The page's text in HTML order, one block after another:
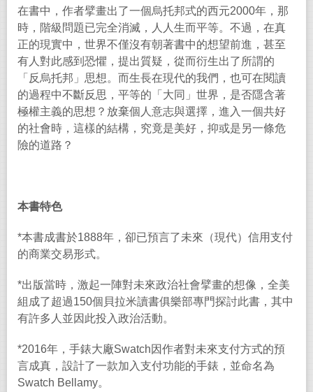
在書中，作者擘畫出了一個烏托邦式的西元2000年，那
時，階級問題已完全消滅，人人生而平等。不過，在真
正的現實中，世界不僅沒有朝著書中的想望前進，甚至
有人對此感到恐懼，提出質疑，從而衍生出了所謂的
「反烏托邦」思想。而生長在現代的我們，也可在閱讀
的過程中不斷反思，平等的「大同」世界，是否隱含著
極權主義的思想？放棄個人意志與選擇，進入一個共好
的社會時，這樣的結構，究竟是美好，抑或是另一條危
險的道路？
本書特色
*本書成書於1888年，卻已預言了未來（現代）信用支付
的商業交易形式。
*出版當時，激起一陣對未來政治社會擘畫的想像，全美
組成了超過150個貝拉米讀書俱樂部專門探討此書，其中
有許多人並因此投入政治活動。
*2016年，手錶大廠Swatch因作者對未來支付方式的預
言成真，設計了一款加入支付功能的手錶，並命名為
Swatch Bellamy。